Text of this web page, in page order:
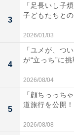
3
「足長いし子
子どもたちと
2026/01/03
4
「ユメが、つ
が“立っち”に
2026/08/04
5
「顔ちっっち
道旅行を公開
2026/08/08